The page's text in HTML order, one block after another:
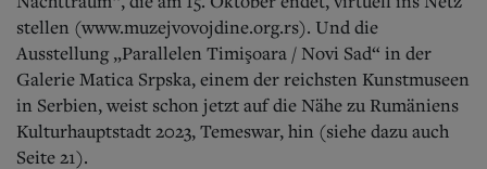
stellen (www.muzejvovojdine.org.rs). Und die
Ausstellung „Parallelen Timişoara / Novi Sad“ in der
Galerie Matica Srpska, einem der reichsten Kunstmuseen
in Serbien, weist schon jetzt auf die Nähe zu Rumäniens
Kulturhauptstadt 2023, Temeswar, hin (siehe dazu auch
Seite 21).